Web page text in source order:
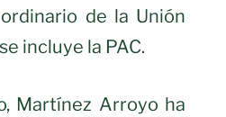
de la Unión
incluye la PAC.
Martínez Arroyo ha